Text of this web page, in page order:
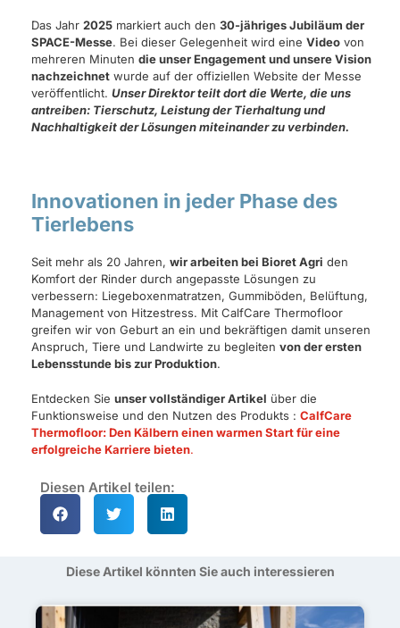
Das Jahr 2025 markiert auch den 30-jähriges Jubiläum der
SPACE-Messe. Bei dieser Gelegenheit wird eine Video von
mehreren Minuten die unser Engagement und unsere Vision
nachzeichnet wurde auf der offiziellen Website der Messe
veröffentlicht. Unser Direktor teilt dort die Werte, die uns
antreiben: Tierschutz, Leistung der Tierhaltung und
Nachhaltigkeit der Lösungen miteinander zu verbinden.
Innovationen in jeder Phase des
Tierlebens
Seit mehr als 20 Jahren, wir arbeiten bei Bioret Agri den
Komfort der Rinder durch angepasste Lösungen zu
verbessern: Liegeboxenmatratzen, Gummiböden, Belüftung,
Management von Hitzestress. Mit CalfCare Thermofloor
greifen wir von Geburt an ein und bekräftigen damit unseren
Anspruch, Tiere und Landwirte zu begleiten von der ersten
Lebensstunde bis zur Produktion.
Entdecken Sie unser vollständiger Artikel über die
Funktionsweise und den Nutzen des Produkts : CalfCare
Thermofloor: Den Kälbern einen warmen Start für eine
erfolgreiche Karriere bieten.
Diesen Artikel teilen:
Diese Artikel könnten Sie auch interessieren